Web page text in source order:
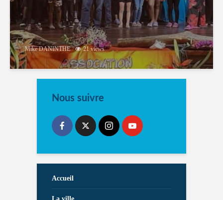
Mike DANINTHE 21 views
Nous suivre
Accueil